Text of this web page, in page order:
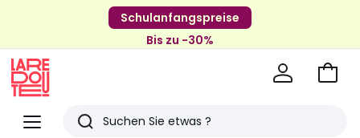
Schulanfangspreise
Bis zu -30%
Menü
Redoute
Suchen
Zum